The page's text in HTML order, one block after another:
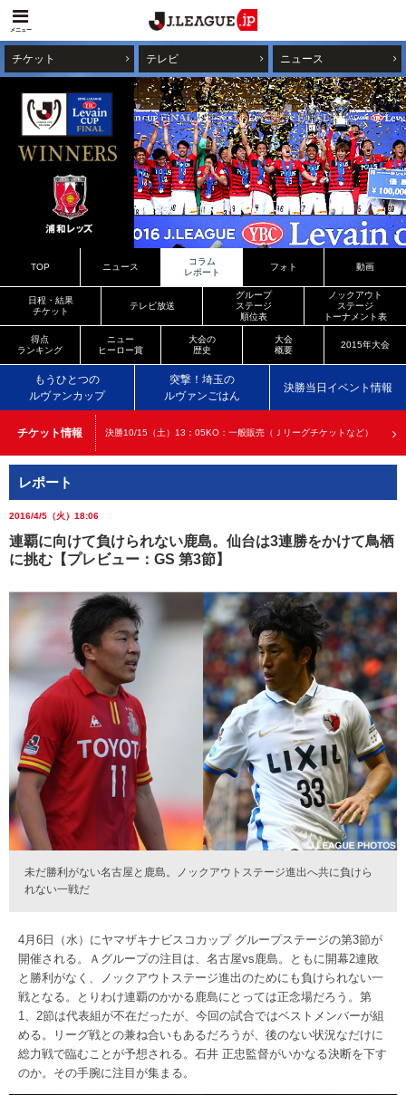
メニュー
チケット テレビ ニュース
TOP ニュース
コラム
レポート
フォト 動画
日程・結果
チケット
テレビ放送
グループ
ステージ
順位表
ノックアウト
ステージ
トーナメント表
得点
ランキング
ニュー
ヒーロー賞
大会の
歴史
大会
概要
2015年大会
もうひとつの
ルヴァンカップ
突撃！埼玉の
ルヴァンごはん
決勝当日イベント情報
チケット情報 決勝10/15（土）13：05KO：一般販売（Ｊリーグチケットなど）
レポート
2016/4/5（火）18:06
連覇に向けて負けられない鹿島。仙台は3連勝をかけて鳥栖
に挑む【プレビュー：GS 第3節】
未だ勝利がない名古屋と鹿島。ノックアウトステージ進出へ共に負けら
れない一戦だ
4月6日（水）にヤマザキナビスコカップ グループステージの第3節が
開催される。Ａグループの注目は、名古屋vs鹿島。ともに開幕2連敗
と勝利がなく、ノックアウトステージ進出のためにも負けられない一
戦となる。とりわけ連覇のかかる鹿島にとっては正念場だろう。第
1、2節は代表組が不在だったが、今回の試合ではベストメンバーが組
める。リーグ戦との兼ね合いもあるだろうが、後のない状況なだけに
総力戦で臨むことが予想される。石井 正忠監督がいかなる決断を下す
のか。その手腕に注目が集まる。